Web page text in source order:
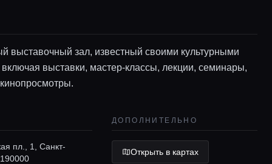
выставочный зал, известный своими культурными
выставки, мастер-классы, лекции, семинары,
пл., 1, Санкт-
ДОПОЛНИТЕЛЬНО
Открыть в картах